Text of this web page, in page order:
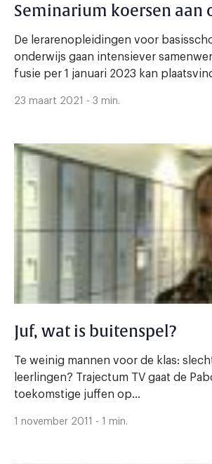
Seminarium koersen aan
De lerarenopleidingen voor
onderwijs gaan intensiever
fusie per 1 januari 2023 kan
23 maart 2021 - 3 min.
Juf, wat is buitenspel?
Te weinig mannen voor de klas:
leerlingen? Trajectum TV gaat de
toekomstige juffen op...
1 november 2011 - 1 min.